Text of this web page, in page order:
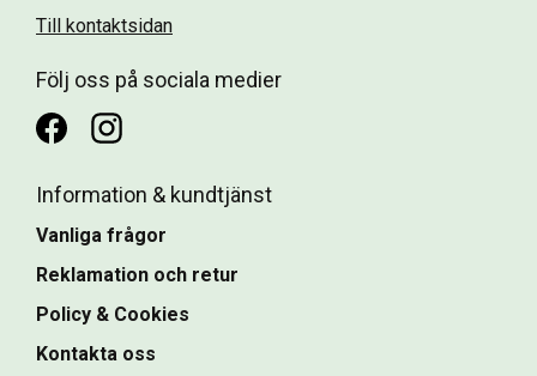
Till kontaktsidan
Följ oss på sociala medier
Information & kundtjänst
Vanliga frågor
Reklamation och retur
Policy & Cookies
Kontakta oss